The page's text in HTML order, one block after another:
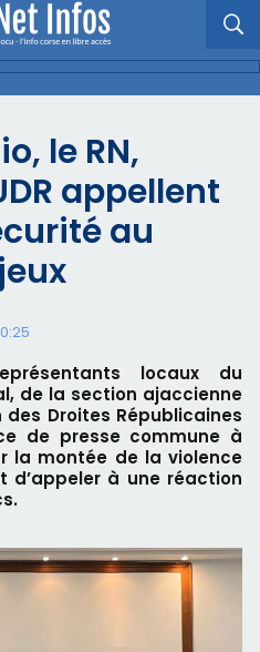
le RN,
appellent
au
locaux du
de la section ajaccienne
Droites Républicaines
de presse commune à
la montée de la violence
d’appeler à une réaction